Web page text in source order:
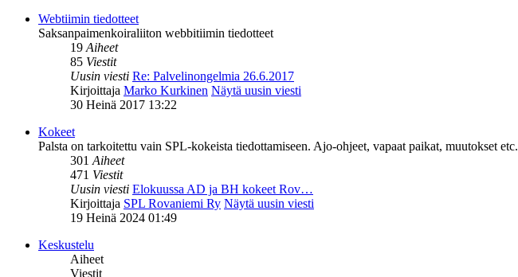
Webtiimin tiedotteet
Saksanpaimenkoiraliiton webbitiimin tiedotteet
19Aiheet
85 Viestit
Uusin viesti Re: Palvelinongelmia 26.6.2017
Kirjoittaja Marko Kurkinen Näytä uusin viesti
30 Heinä 2017 13:22
Kokeet
Palsta on tarkoitettu vain SPL-kokeista tiedottamiseen. Ajo-ohjeet, vapaat paikat, muutokset etc.
301Aiheet
471 Viestit
Uusin viesti Elokuussa AD ja BH kokeet Rov…
Kirjoittaja SPL Rovaniemi Ry Näytä uusin viesti
19 Heinä 2024 01:49
Keskustelu
Aiheet
Viestit